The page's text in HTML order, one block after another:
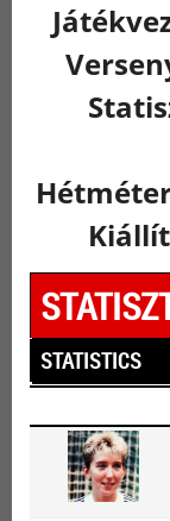
STATISTICS